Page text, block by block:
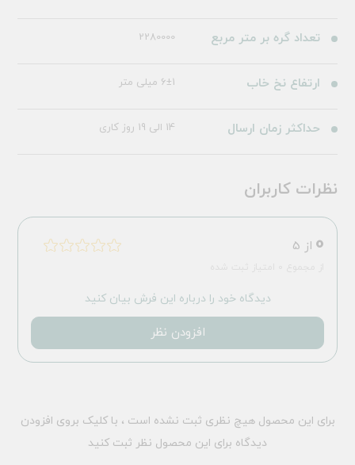
تعداد گره بر متر مربع 2280000
ارتفاع نخ خاب 6±1 میلی متر
حداکثر زمان ارسال 14 الی 19 روز کاری
نظرات کاربران
0 از 5
دیدگاه خود را درباره این فرش بیان کنید
افزودن نظر
برای این محصول هیچ نظری ثبت نشده است ، با کلیک بروی افزودن
دیدگاه برای این محصول نظر ثبت کنید